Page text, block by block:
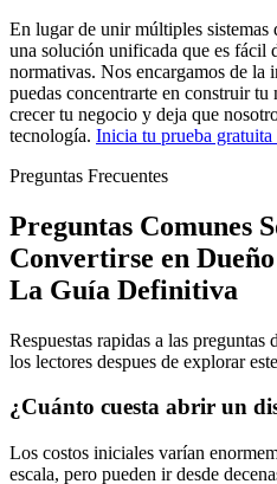
En lugar de unir múltiples
una solución unificada que es fácil
normativas. Nos encargamos de la
puedas concentrarte en construir tu
crecer tu negocio y deja que
tecnología. Inicia tu prueba
Preguntas Frecuentes
Preguntas Comunes
Convertirse en
La Guía Definitiva
Respuestas rapidas a las
los lectores despues de explorar
¿Cuánto cuesta abrir un
Los costos iniciales varían
escala, pero pueden ir desde